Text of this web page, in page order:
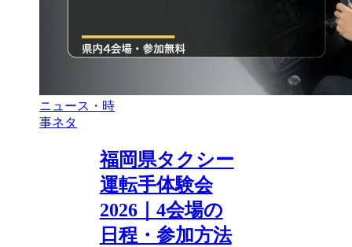
ニュース・時
事ネタ
福岡県タクシー
運転手体験会
2026｜4会場の
日程・参加方法